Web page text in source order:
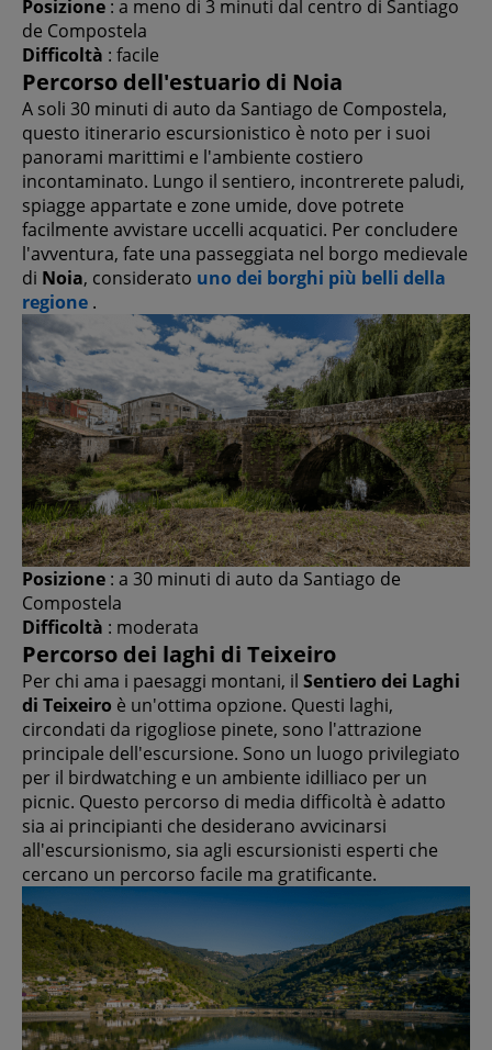
Posizione : a meno di 3 minuti dal centro di Santiago
de Compostela
Difficoltà : facile
Percorso dell'estuario di Noia
A soli 30 minuti di auto da Santiago de Compostela,
questo itinerario escursionistico è noto per i suoi
panorami marittimi e l'ambiente costiero
incontaminato. Lungo il sentiero, incontrerete paludi,
spiagge appartate e zone umide, dove potrete
facilmente avvistare uccelli acquatici. Per concludere
l'avventura, fate una passeggiata nel borgo medievale
di Noia, considerato uno dei borghi più belli della
regione .
Posizione : a 30 minuti di auto da Santiago de
Compostela
Difficoltà : moderata
Percorso dei laghi di Teixeiro
Per chi ama i paesaggi montani, il Sentiero dei Laghi
di Teixeiro è un'ottima opzione. Questi laghi,
circondati da rigogliose pinete, sono l'attrazione
principale dell'escursione. Sono un luogo privilegiato
per il birdwatching e un ambiente idilliaco per un
picnic. Questo percorso di media difficoltà è adatto
sia ai principianti che desiderano avvicinarsi
all'escursionismo, sia agli escursionisti esperti che
cercano un percorso facile ma gratificante.